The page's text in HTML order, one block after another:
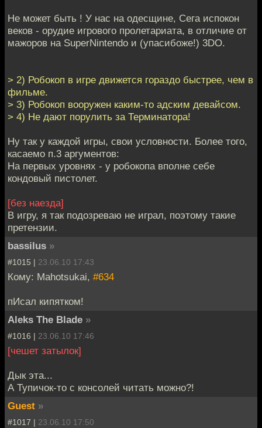
Не может быть ! У нас на одесщине, Сега испокон
веков - орудие игрового пролетариата, в отличие от
мажоров на SuperNintendo и (упасибоже!) 3DO.
> 2) Робокоп в игре движется гораздо быстрее, чем в
фильме.
> 3) Робокоп вооружен каким-то адским девайсом.
> 4) Не дают порулить за Терминатора!
Ну так у каждой игры, свои условности. Более того,
касаемо п.3 аргументов:
На первых уровнях - у робокопа вполне себе
кондовый пистолет.
[без наезда]
В игру, я так подозреваю не играл, поэтому такие
претензии.
bassilus »
#1015 | 23.06.10 17:43
Кому: Mahotsukai, #634
пИсал кипятком!
Aleks The Blade »
#1016 | 23.06.10 17:46
[чешет затылок]
Дык эта...
А Тупичок-то с консолей читать можно?!
Guest »
#1017 | 23.06.10 17:50